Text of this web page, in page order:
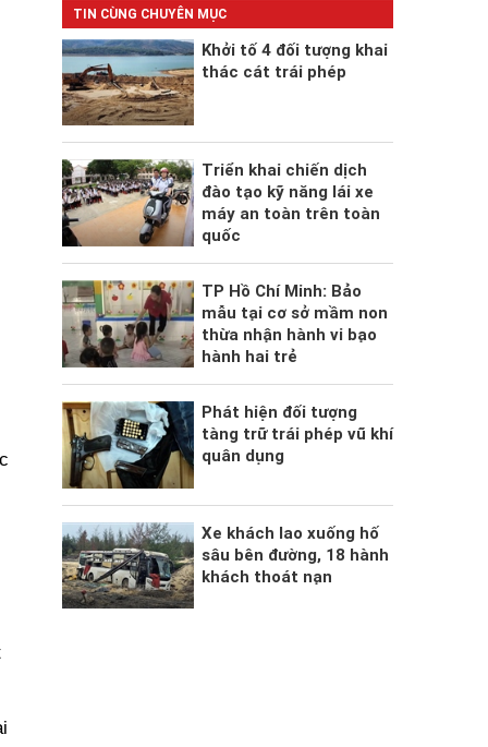
TIN CÙNG CHUYÊN MỤC
Khởi tố 4 đối tượng khai
thác cát trái phép
Triển khai chiến dịch
đào tạo kỹ năng lái xe
máy an toàn trên toàn
quốc
TP Hồ Chí Minh: Bảo
mẫu tại cơ sở mầm non
thừa nhận hành vi bạo
hành hai trẻ
Phát hiện đối tượng
tàng trữ trái phép vũ khí
quân dụng
Xe khách lao xuống hố
sâu bên đường, 18 hành
khách thoát nạn